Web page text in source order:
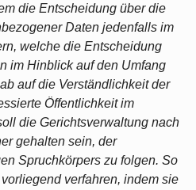
die Entscheidung über die
Daten jedenfalls im
welche die Entscheidung
im Hinblick auf den Umfang
auf die Verständlichkeit der
Öffentlichkeit im
die Gerichtsverwaltung nach
gehalten sein, der
Spruchkörpers zu folgen. So
verfahren, indem sie